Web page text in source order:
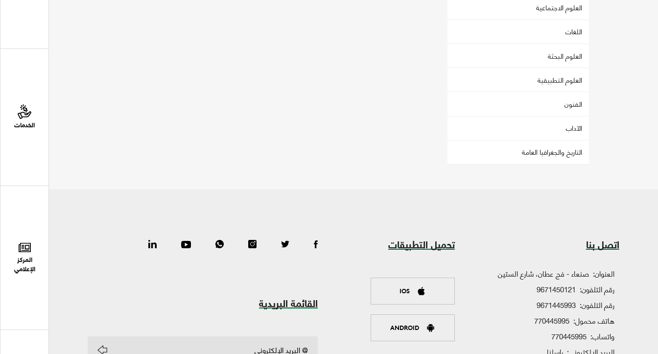
الخدمات
المركز
الإعلامي
العلوم الاجتماعية
اللغات
العلوم البحثة
العلوم التطبيقية
الفنون
الآداب
التاريخ والجغرافيا العامة
اتصل بنا
العنوان: صنعاء - فج عطان، شارع الستين
رقم التلفون: 9671450121
رقم التلفون: 9671445993
هاتف محمول: 770445995
واتساب: 770445995
تحميل التطبيقات
IOS
ANDROID
القائمة البريدية